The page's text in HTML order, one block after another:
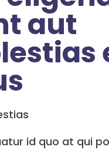
aut
id quo at qui